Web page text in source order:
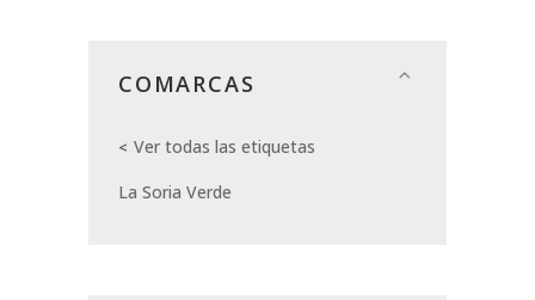
COMARCAS
Ver todas las etiquetas
La Soria Verde